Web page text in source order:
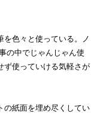
を色々と使っている。ノ
の中でじゃんじゃん使
ず使っていける気軽さが
の紙面を埋め尽くしてい